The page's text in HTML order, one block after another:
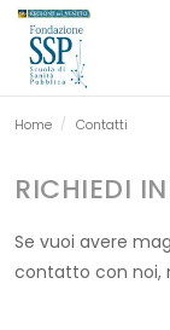
Home Pagina corrente:
Contatti
RICHIEDI
Se vuoi avere
contatto con noi,